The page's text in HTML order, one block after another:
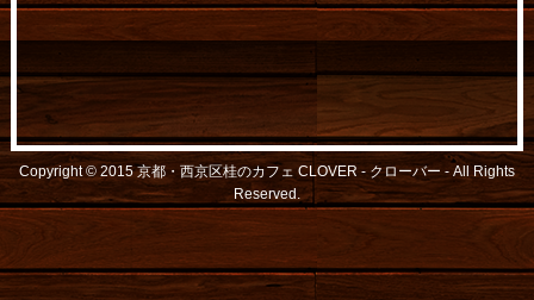
Copyright © 2015京都・西京区桂のカフェ CLOVER - クローバー -All Rights
Reserved.